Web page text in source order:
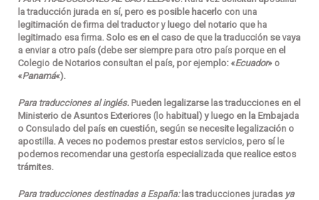
la traducción jurada en sí, pero es posible hacerlo con una
legitimación de firma del traductor y luego del notario que ha
legitimado esa firma. Solo es en el caso de que la traducción se vaya
a enviar a otro país (debe ser siempre para otro país porque en el
Colegio de Notarios consultan el país, por ejemplo: «Ecuador» o
«Panamá«).
Para traducciones al inglés. Pueden legalizarse las traducciones en el
Ministerio de Asuntos Exteriores (lo habitual) y luego en la Embajada
o Consulado del país en cuestión, según se necesite legalización o
apostilla. A veces no podemos prestar estos servicios, pero sí le
podemos recomendar una gestoría especializada que realice estos
trámites.
Para traducciones destinadas a España:las traducciones juradas ya